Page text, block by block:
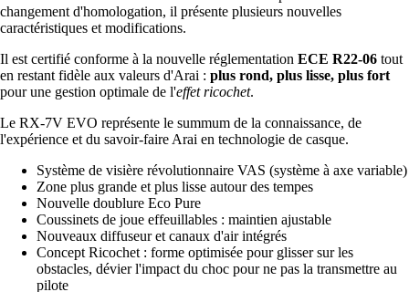
changement d'homologation, il présente plusieurs nouvelles
caractéristiques et modifications.
Il est certifié conforme à la nouvelle réglementation ECE R22-06 tout
en restant fidèle aux valeurs d'Arai : plus rond, plus lisse, plus fort
pour une gestion optimale de l'effet ricochet.
Le RX-7V EVO représente le summum de la connaissance, de
l'expérience et du savoir-faire Arai en technologie de casque.
Système de visière révolutionnaire VAS (système à axe variable)
Zone plus grande et plus lisse autour des tempes
Nouvelle doublure Eco Pure
Coussinets de joue effeuillables : maintien ajustable
Nouveaux diffuseur et canaux d'air intégrés
Concept Ricochet : forme optimisée pour glisser sur les
obstacles, dévier l'impact du choc pour ne pas la transmettre au
pilote